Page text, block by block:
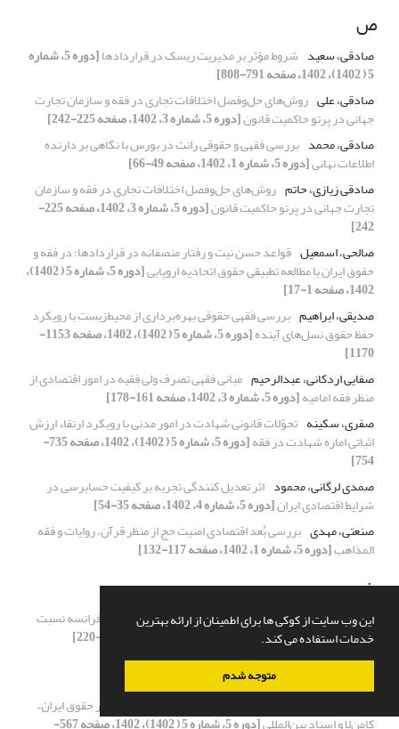
این وب سایت از کوکی ها برای اطمینان از ارائه بهترین
خدمات استفاده می کند.
متوجه شدم
ص
صادقی، سعید شروط مؤثر بر مدیریت ریسک در قراردادها [دوره 5، شماره
5 ( 1402)، 1402، صفحه 791-808]
صادقی، علی روش‌های حل‌وفصل اختلافات تجاری در فقه و سازمان تجارت
جهانی در پرتو حاکمیت قانون[دوره 5، شماره 3، 1402، صفحه 225-242]
صادقی، محمد بررسی فقهی و حقوقی رانت در بورس با نگاهی بر دارنده
اطلاعات نهانی[دوره 5، شماره 1، 1402، صفحه 49-66]
صادقی زیازی، حاتم روش‌های حل‌وفصل اختلافات تجاری در فقه و سازمان
تجارت جهانی در پرتو حاکمیت قانون [دوره 5، شماره 3، 1402، صفحه 225-
242]
صالحی، اسمعیل قواعد حسن نیت و رفتار منصفانه در قراردادها؛ در فقه و
حقوق ایران با مطالعه تطبیقی حقوق اتحادیه اروپایی [دوره 5، شماره 5 ( 1402)،
1402، صفحه 1-17]
صدیقی، ابراهیم بررسی فقهی حقوقی بهره‌برداری از محیط‌زیست با رویکرد
حفظ حقوق نسل‌های آینده [دوره 5، شماره 5 ( 1402)، 1402، صفحه 1153-
1170]
صفایی اردکانی، عبدالرحیم مبانی فقهی تصرف ولی فقیه در امور اقتصادی از
منظر فقه امامیه[دوره 5، شماره 3، 1402، صفحه 161-178]
صفری، سکینه تحوّلات قانونی شهادت در امور مدنی با رویکرد ارتقاء ارزش
اثباتی اماره شهادت در فقه [دوره 5، شماره 5 ( 1402)، 1402، صفحه 735-
754]
صمدی لرگانی، محمود اثر تعدیل کنندگی تجربه بر کیفیت حسابرسی در
شرایط اقتصادی ایران[دوره 5، شماره 4، 1402، صفحه 35-54]
صنعتی، مهدی بررسی بُعد اقتصادی امنیت حج از منظر قرآن، روایات و فقه
المذاهب[دوره 5، شماره 1، 1402، صفحه 117-132]
ض
ضیائی فرد، محمود رویکرد فقه و نظام قضایی ایران، مصر و فرانسه نسبت
به اشتغال زنان[دوره 5، شماره 5 ( 1402)، 1402، صفحه 203-220]
مبانی و شرایط تأثیر رفتار طرف‎ها بر قرارداد در حقوق ایران،
کامن‌لا و اسناد بین‌المللی [دوره 5، شماره 5 ( 1402)، 1402، صفحه 567-